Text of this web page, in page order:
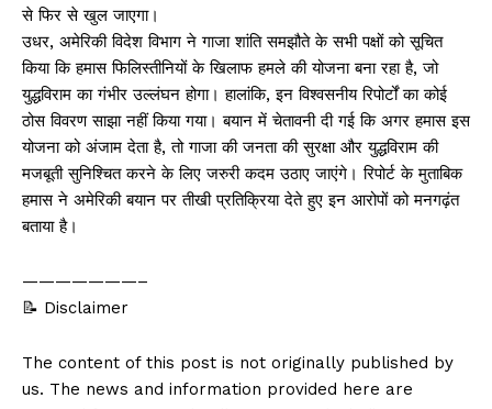
से फिर से खुल जाएगा।
उधर, अमेरिकी विदेश विभाग ने गाजा शांति समझौते के सभी पक्षों को सूचित
किया कि हमास फिलिस्तीनियों के खिलाफ हमले की योजना बना रहा है, जो
युद्धविराम का गंभीर उल्लंघन होगा। हालांकि, इन विश्वसनीय रिपोर्टों का कोई
ठोस विवरण साझा नहीं किया गया। बयान में चेतावनी दी गई कि अगर हमास इस
योजना को अंजाम देता है, तो गाजा की जनता की सुरक्षा और युद्धविराम की
मजबूती सुनिश्चित करने के लिए जरुरी कदम उठाए जाएंगे। रिपोर्ट के मुताबिक
हमास ने अमेरिकी बयान पर तीखी प्रतिक्रिया देते हुए इन आरोपों को मनगढ़ंत
बताया है।
———————–
📝 Disclaimer
The content of this post is not originally published by
us. The news and information provided here are